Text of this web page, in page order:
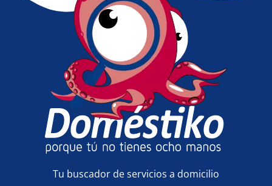
Tu buscador de servicios a domicilio